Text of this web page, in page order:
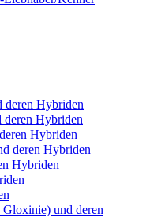
Hybriden
Hybriden
Hybriden
deren Hybriden
Hybriden
und deren